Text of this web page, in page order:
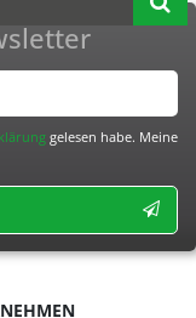
gelesen habe. Meine